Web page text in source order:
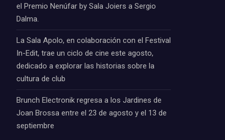
el Premio Nenúfar by Sala Joiers a Sergio
Dalma.
La Sala Apolo, en colaboración con el Festival
In-Edit, trae un ciclo de cine este agosto,
dedicado a explorar las historias sobre la
cultura de club
Brunch Electronik regresa a los Jardines de
Joan Brossa entre el 23 de agosto y el 13 de
septiembre